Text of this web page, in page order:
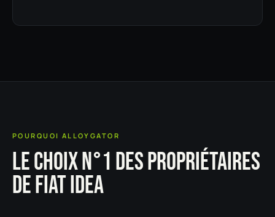
POURQUOI ALLOYGATOR
LE CHOIX N°1 DES PROPRIÉTAIRES
DE FIAT IDEA